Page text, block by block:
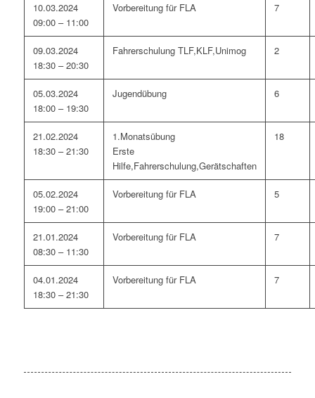
10.03.2024
09:00 – 11:00
Vorbereitung für FLA 7
09.03.2024
18:30 – 20:30
Fahrerschulung TLF,KLF,Unimog 2
05.03.2024
18:00 – 19:30
Jugendübung 6
21.02.2024
18:30 – 21:30
1.Monatsübung
Erste
Hilfe,Fahrerschulung,Gerätschaften
18
05.02.2024
19:00 – 21:00
Vorbereitung für FLA 5
21.01.2024
08:30 – 11:30
Vorbereitung für FLA 7
04.01.2024
18:30 – 21:30
Vorbereitung für FLA 7